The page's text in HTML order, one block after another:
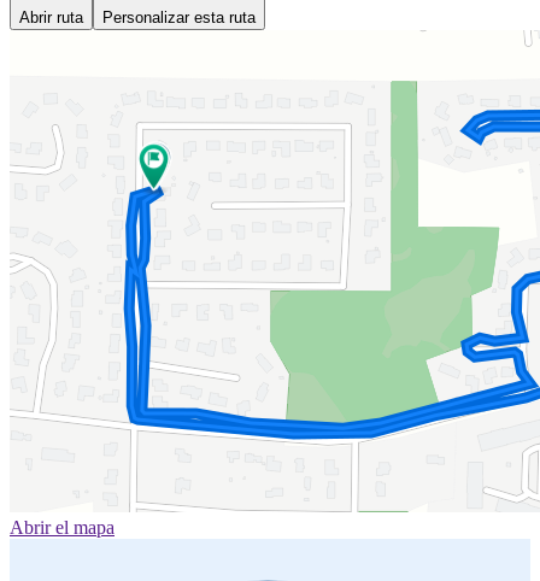
Abrir ruta Personalizar esta ruta
Abrir el mapa